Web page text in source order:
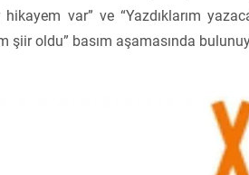
var” ve “Yazdıklarım
şiir oldu” basım aşamasında